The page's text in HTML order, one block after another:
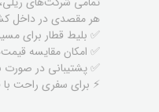
هر مقصدی در داخل
✅ بلیط قطار برای
✅ امکان مقایسه
✅ پشتیبانی در صورت
⚡ برای سفری راحت با